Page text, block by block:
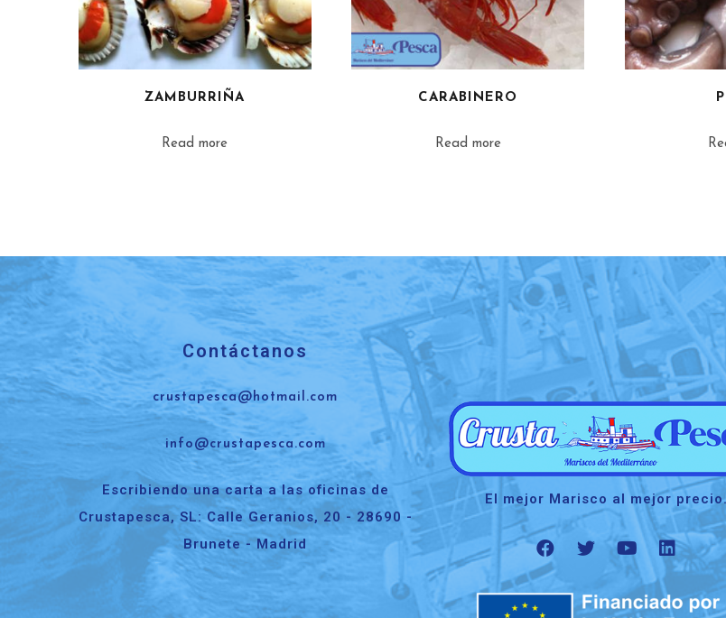
ZAMBURRIÑA
Read more
CARABINERO
Read more
Contáctanos
crustapesca@hotmail.com
info@crustapesca.com
Escribiendo una carta a las oficinas de
Crustapesca, SL: Calle Geranios, 20 - 28690 -
Brunete - Madrid
El mejor Marisco al mejor